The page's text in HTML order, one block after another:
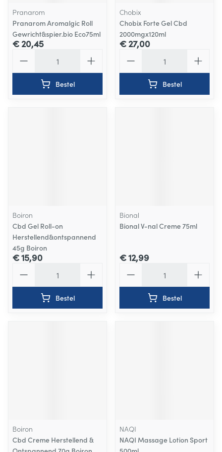
Pranarom
Pranarom Aromalgic Roll
Gewricht&spier.bio Eco75ml
€ 20,45
Bestel
Chobix
Chobix Forte Gel Cbd
2000mgx120ml
€ 27,00
Bestel
Boiron
Cbd Gel Roll-on
Herstellend&ontspannend
45g Boiron
€ 15,90
Bestel
Bional
Bional V-nal Creme 75ml
€ 12,99
Bestel
Boiron
Cbd Creme Herstellend &
NAQI
NAQI Massage Lotion Sport